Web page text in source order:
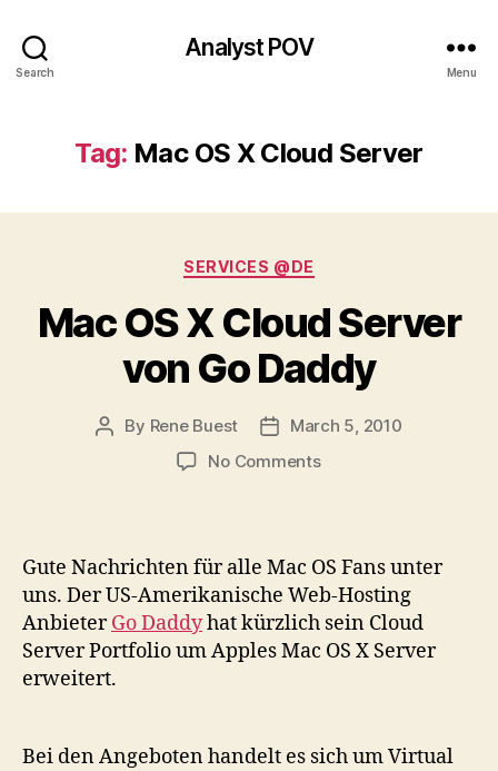
Search
Analyst POV
Menu
Tag: Mac OS X Cloud Server
Categories
SERVICES @DE
Mac OS X Cloud Server
von Go Daddy
Post
By Rene Buest
PostMarch 5, 2010
No Commentson
Cloud
Server
von
Go
Daddy
Gute Nachrichten für alle Mac OS Fans unter
uns. Der US-Amerikanische Web-Hosting
AnbieterGo Daddyhat kürzlich sein Cloud
Server Portfolio um Apples Mac OS X Server
erweitert.
Bei den Angeboten handelt es sich um Virtual